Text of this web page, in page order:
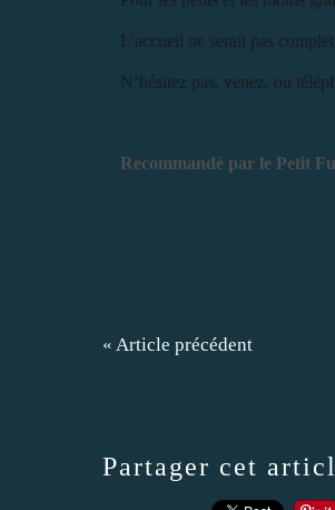
L'accueil ne serait pas
N’hésitez pas, venez, ou
Recommandé par le Petit
« Article précédent
Partager cet